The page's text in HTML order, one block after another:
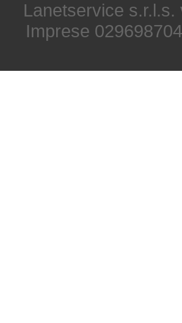
Lanetservice s.r.l.s.
Imprese